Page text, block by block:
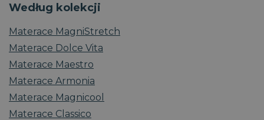
Według kolekcji
Materace MagniStretch
Materace Dolce Vita
Materace Maestro
Materace Armonia
Materace Magnicool
Materace Classico